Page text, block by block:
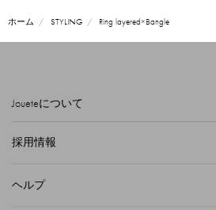
ホーム STYLING Ring layered×Bangle
Joueteについて
採用情報
ヘルプ